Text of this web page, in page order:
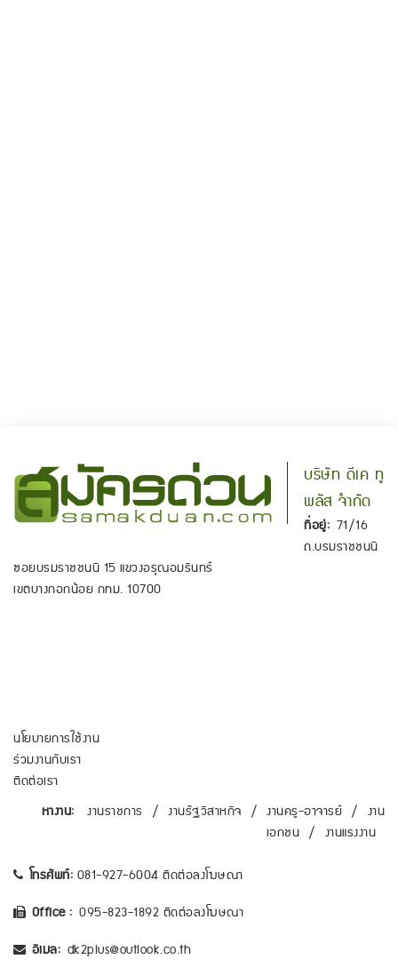
บริษัท ดีเค ทู
พลัส จำกัด
ที่อยู่: 71/16
ถ.บรมราชชนนี
ซอยบรมราชชนนี 15 แขวงอรุณอมรินทร์
เขตบางกอกน้อย กทม. 10700
นโยบายการใช้งาน
ร่วมงานกับเรา
ติดต่อเรา
หางาน:
งานราชการ / งานรัฐวิสาหกิจ / งานครู-อาจารย์ / งาน
เอกชน / งานแรงงาน
โทรศัพท์: 081-927-6004 ติดต่อลงโฆษณา
Office : 095-823-1892 ติดต่อลงโฆษณา
อีเมล: dk2plus@outlook.co.th